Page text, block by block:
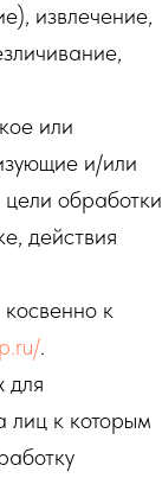
извлечение,
или
и/или
обработки
действия
к
.
для
лиц к которым